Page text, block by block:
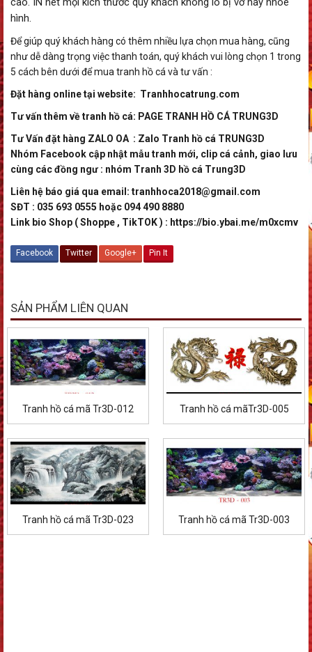
hình.
Để giúp quý khách hàng có thêm nhiều lựa chọn mua hàng, cũng
như dễ dàng trọng việc thanh toán, quý khách vui lòng chọn 1 trong
5 cách bên dưới để mua tranh hồ cá và tư vấn :
Đặt hàng online tại website: Tranhhocatrung.com
Tư vấn thêm về tranh hồ cá: PAGE TRANH HỒ CÁ TRUNG3D
Tư Vấn đặt hàng ZALO OA : Zalo Tranh hồ cá TRUNG3D
Nhóm Facebook cập nhật mẫu tranh mới, clip cá cảnh, giao lưu
cùng các đồng ngư : nhóm Tranh 3D hồ cá Trung3D
Liên hệ báo giá qua email: tranhhoca2018@gmail.com
SĐT : 035 693 0555 hoặc 094 490 8880
Link bio Shop ( Shoppe , TikTOK ) : https://bio.ybai.me/m0xcmv
Facebook Twitter Google+ Pin It
SẢN PHẨM LIÊN QUAN
Tranh hồ cá mã Tr3D-012 Tranh hồ cá mãTr3D-005
Tranh hồ cá mã Tr3D-023 Tranh hồ cá mã Tr3D-003